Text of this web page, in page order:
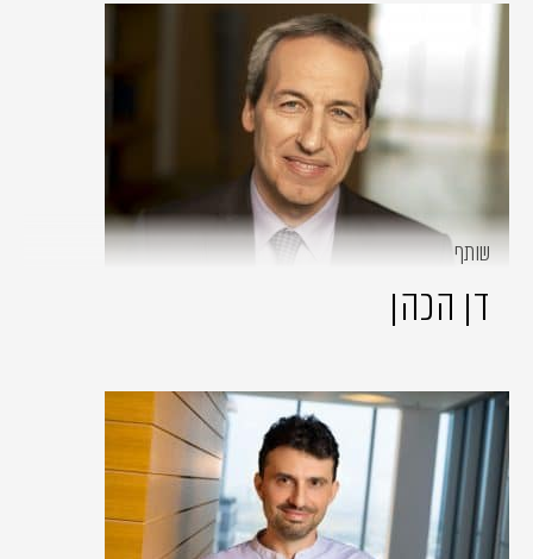
שותף
דן הכהן